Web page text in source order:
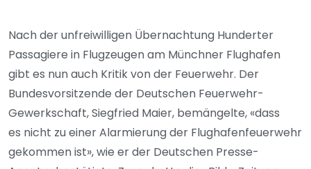
Nach der unfreiwilligen Übernachtung Hunderter
Passagiere in Flugzeugen am Münchner Flughafen
gibt es nun auch Kritik von der Feuerwehr. Der
Bundesvorsitzende der Deutschen Feuerwehr-
Gewerkschaft, Siegfried Maier, bemängelte, «dass
es nicht zu einer Alarmierung der Flughafenfeuerwehr
gekommen ist», wie er der Deutschen Presse-